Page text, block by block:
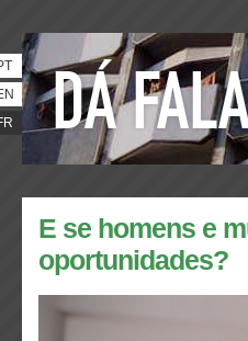
E se homens e
oportunidades?